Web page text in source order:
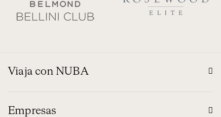
Viaja con NUBA
Empresas